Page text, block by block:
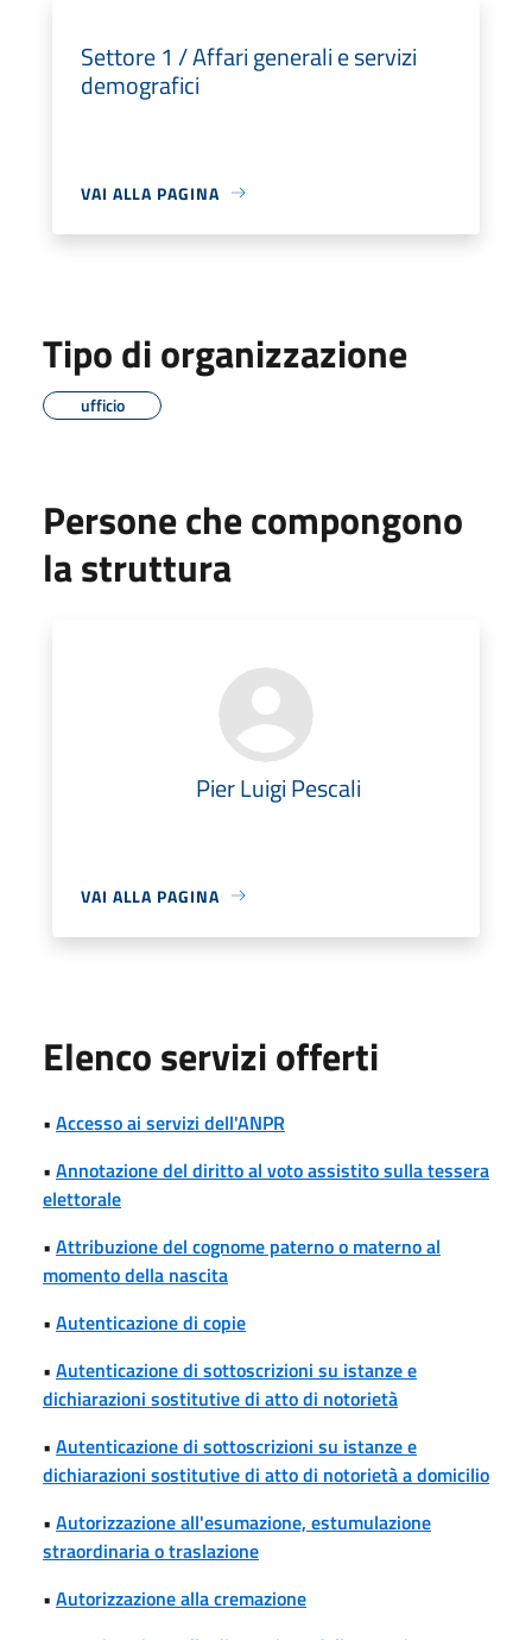
Settore 1 / Affari generali e servizi
demografici
VAI ALLA PAGINA
Tipo di organizzazione
ufficio
Persone che compongono
la struttura
Pier Luigi Pescali
VAI ALLA PAGINA
Elenco servizi offerti
• Accesso ai servizi dell'ANPR
• Annotazione del diritto al voto assistito sulla tessera
elettorale
• Attribuzione del cognome paterno o materno al
momento della nascita
• Autenticazione di copie
• Autenticazione di sottoscrizioni su istanze e
dichiarazioni sostitutive di atto di notorietà
• Autenticazione di sottoscrizioni su istanze e
dichiarazioni sostitutive di atto di notorietà a domicilio
• Autorizzazione all'esumazione, estumulazione
straordinaria o traslazione
• Autorizzazione alla cremazione